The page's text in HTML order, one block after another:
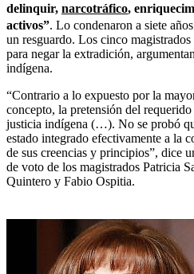
delinquir, narcotráfico,
activos”. Lo condenaron a siete
un resguardo. Los cinco
para negar la extradición,
indígena.
“Contrario a lo expuesto por la
concepto, la pretensión del
justicia indígena (…). No se probó
estado integrado efectivamente a la
de sus creencias y principios”, dice
de voto de los magistrados Patricia
Quintero y Fabio Ospitia.